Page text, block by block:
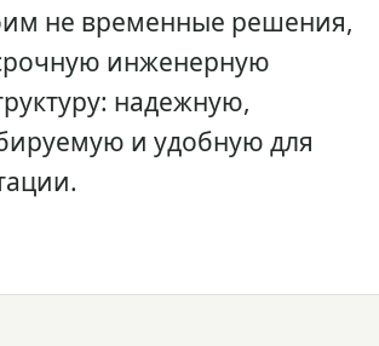
не временные решения,
инженерную
надежную,
и удобную для